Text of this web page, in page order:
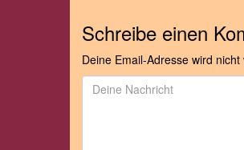
Schreibe einen
Deine Email-Adresse wird nicht